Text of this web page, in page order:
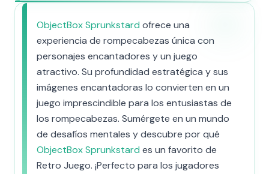
ObjectBox Sprunkstard ofrece una
experiencia de rompecabezas única con
personajes encantadores y un juego
atractivo. Su profundidad estratégica y sus
imágenes encantadoras lo convierten en un
juego imprescindible para los entusiastas de
los rompecabezas. Sumérgete en un mundo
de desafíos mentales y descubre por qué
ObjectBox Sprunkstard es un favorito de
Retro Juego. ¡Perfecto para los jugadores